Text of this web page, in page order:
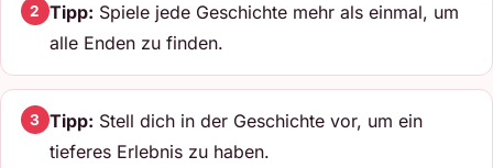
2 Tipp: Spiele jede Geschichte mehr als einmal, um
alle Enden zu finden.
3 Tipp: Stell dich in der Geschichte vor, um ein
tieferes Erlebnis zu haben.